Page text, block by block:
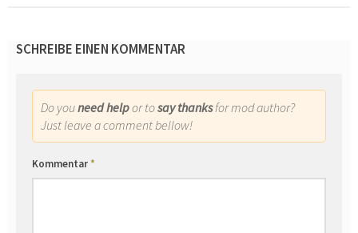
SCHREIBE EINEN KOMMENTAR
Do youneed helpor tosay thanksfor mod author?
Just leave a comment bellow!
Kommentar*